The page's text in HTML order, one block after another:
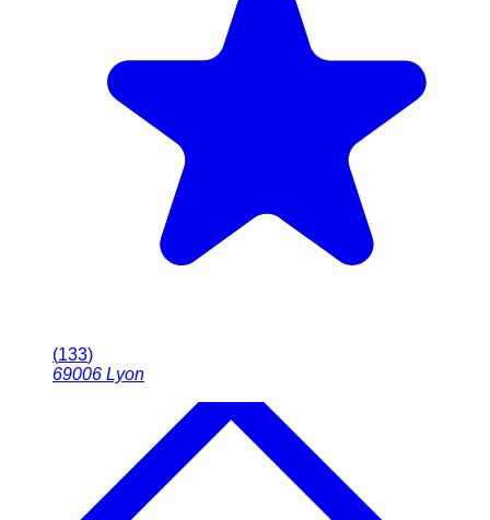
(133)
69006 Lyon